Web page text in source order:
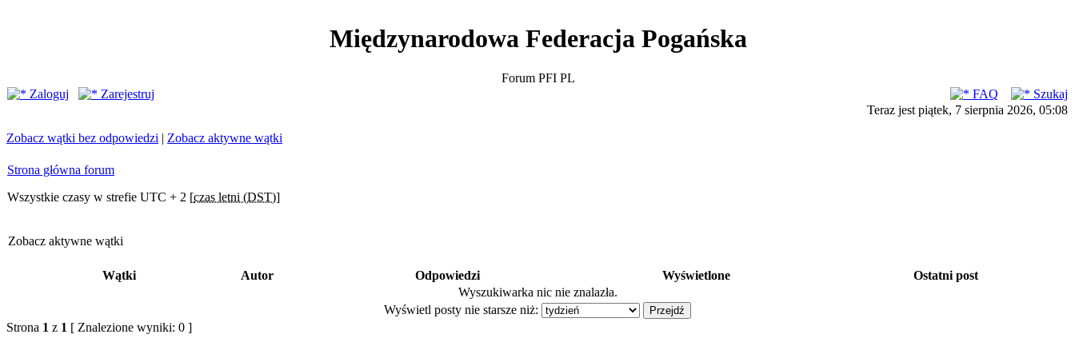
Międzynarodowa Federacja Pogańska
Forum PFI PL
Zaloguj
Zarejestruj FAQ
Szukaj
Teraz jest piątek, 7 sierpnia 2026, 05:08
Zobacz wątki bez odpowiedzi | Zobacz aktywne wątki
Strona główna forum
Wszystkie czasy w strefie UTC + 2 [czas letni (DST)]
Zobacz aktywne wątki
Wątki Autor Odpowiedzi Wyświetlone
Ostatni post
Wyszukiwarka nic nie znalazła.
Wyświetl posty nie starsze niż:
Strona 1 z 1 [ Znalezione wyniki: 0 ]